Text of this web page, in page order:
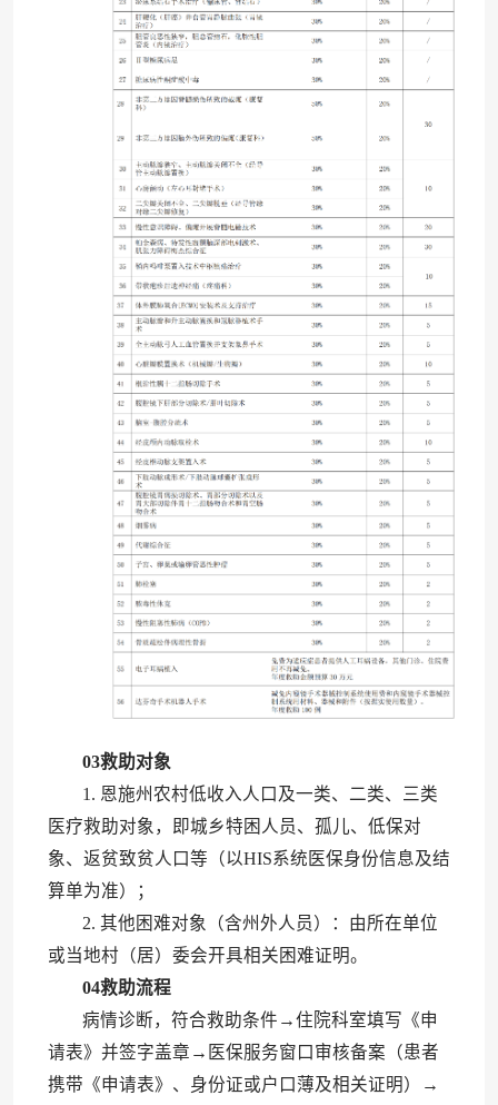
03救助对象
1. 恩施州农村低收入人口及一类、二类、三类
医疗救助对象，即城乡特困人员、孤儿、低保对
象、返贫致贫人口等（以HIS系统医保身份信息及结
算单为准）；
2. 其他困难对象（含州外人员）：由所在单位
或当地村（居）委会开具相关困难证明。
04救助流程
病情诊断，符合救助条件→住院科室填写《申
请表》并签字盖章→医保服务窗口审核备案（患者
携带《申请表》、身份证或户口薄及相关证明）→